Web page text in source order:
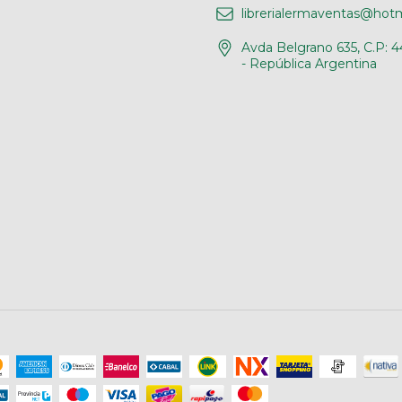
Avda Belgrano 635, C.P:
- República Argentina